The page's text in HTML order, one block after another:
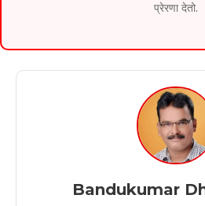
प्रेरणा देतो.
Bandukumar